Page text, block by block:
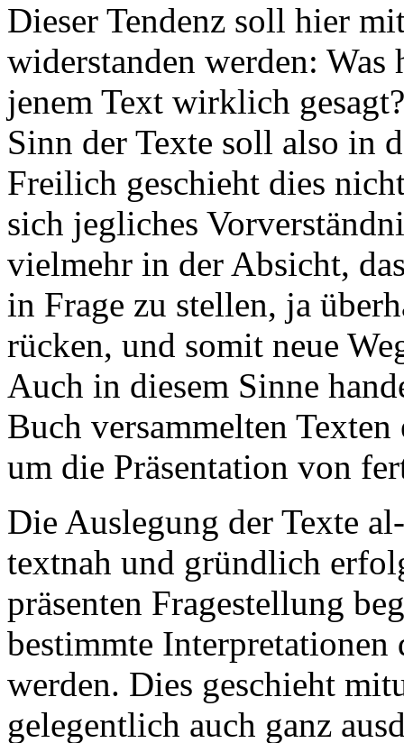
Dieser Tendenz soll hier
widerstanden werden:
jenem Text wirklich
Sinn der Texte soll also in
Freilich geschieht dies
sich jegliches
vielmehr in der Absicht,
in Frage zu stellen, ja
rücken, und somit neue
Auch in diesem Sinne
Buch versammelten
um die Präsentation von
Die Auslegung der Texte
textnah und gründlich
präsenten Fragestellung
bestimmte Interpretationen
werden. Dies geschieht
gelegentlich auch ganz